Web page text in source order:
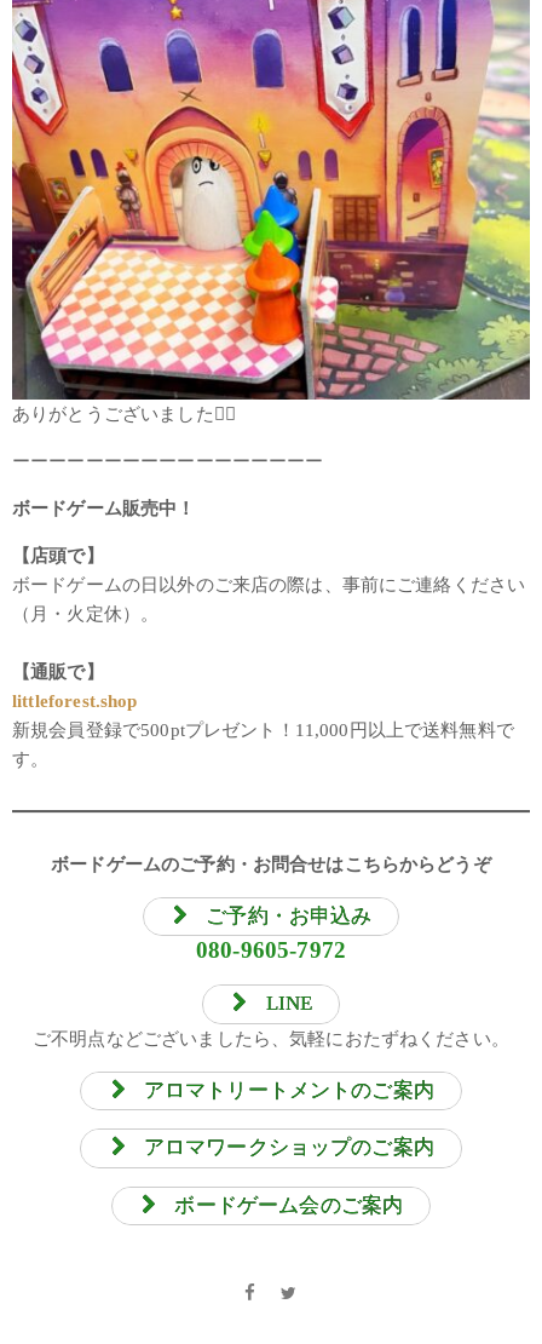
ありがとうございました🧙‍♀️
ーーーーーーーーーーーーーーーーー
ボードゲーム販売中！
【店頭で】
ボードゲームの日以外のご来店の際は、事前にご連絡ください
（月・火定休）。
【通販で】
littleforest.shop
新規会員登録で500ptプレゼント！11,000円以上で送料無料で
す。
ボードゲームのご予約・お問合せはこちらからどうぞ
ご予約・お申込み
080-9605-7972
LINE
ご不明点などございましたら、気軽におたずねください。
アロマトリートメントのご案内
アロマワークショップのご案内
ボードゲーム会のご案内